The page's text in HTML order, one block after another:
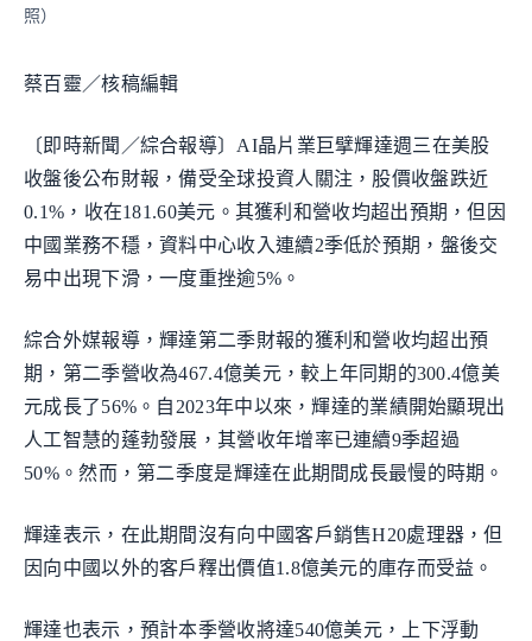
照）
蔡百靈／核稿編輯
〔即時新聞／綜合報導〕AI晶片業巨擘輝達週三在美股
收盤後公布財報，備受全球投資人關注，股價收盤跌近
0.1%，收在181.60美元。其獲利和營收均超出預期，但因
中國業務不穩，資料中心收入連續2季低於預期，盤後交
易中出現下滑，一度重挫逾5%。
綜合外媒報導，輝達第二季財報的獲利和營收均超出預
期，第二季營收為467.4億美元，較上年同期的300.4億美
元成長了56%。自2023年中以來，輝達的業績開始顯現出
人工智慧的蓬勃發展，其營收年增率已連續9季超過
50%。然而，第二季度是輝達在此期間成長最慢的時期。
輝達表示，在此期間沒有向中國客戶銷售H20處理器，但
因向中國以外的客戶釋出價值1.8億美元的庫存而受益。
輝達也表示，預計本季營收將達540億美元，上下浮動